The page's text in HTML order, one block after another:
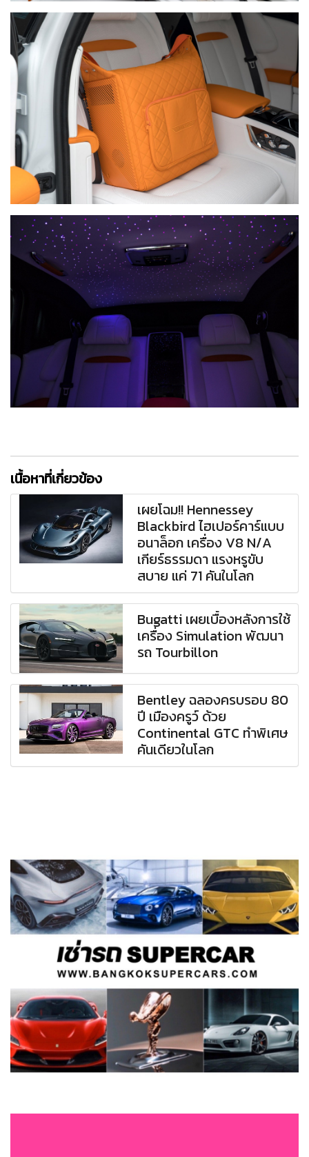
เนื้อหาที่เกี่ยวข้อง
เผยโฉม!! Hennessey
Blackbird ไฮเปอร์คาร์แบบ
อนาล็อก เครื่อง V8 N/A
เกียร์ธรรมดา แรงหรูขับ
สบาย แค่ 71 คันในโลก
Bugatti เผยเบื้องหลังการใช้
เครื่อง Simulation พัฒนา
รถ Tourbillon
Bentley ฉลองครบรอบ 80
ปี เมืองครูว์ ด้วย
Continental GTC ทำพิเศษ
คันเดียวในโลก